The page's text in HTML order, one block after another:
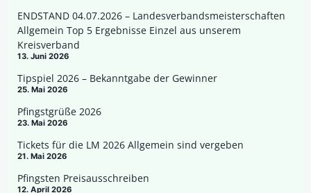
ENDSTAND 04.07.2026 – Landesverbandsmeisterschaften
Allgemein Top 5 Ergebnisse Einzel aus unserem
Kreisverband
13. Juni 2026
Tipspiel 2026 – Bekanntgabe der Gewinner
25. Mai 2026
Pfingstgrüße 2026
23. Mai 2026
Tickets für die LM 2026 Allgemein sind vergeben
21. Mai 2026
Pfingsten Preisausschreiben
12. April 2026